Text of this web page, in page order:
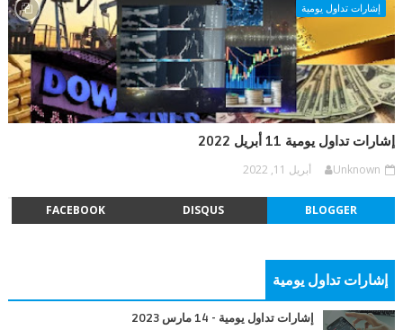
إشارات تداول يومية
إشارات تداول يومية 11 أبريل 2022
Unknown أبريل 11, 2022
BLOGGER
DISQUS
FACEBOOK
إشارات تداول يومية
إشارات تداول يومية - 14 مارس 2023